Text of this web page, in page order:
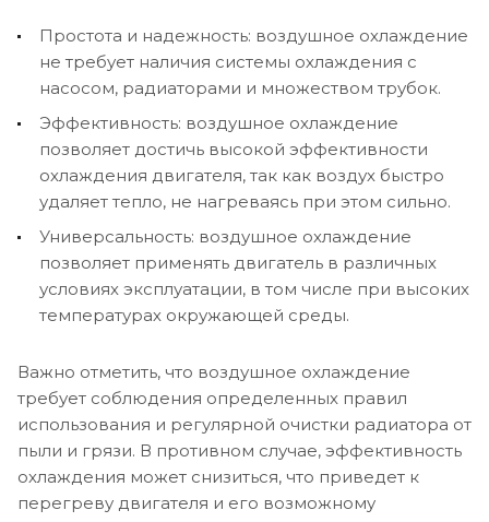
Простота и надежность: воздушное охлаждение
не требует наличия системы охлаждения с
насосом, радиаторами и множеством трубок.
Эффективность: воздушное охлаждение
позволяет достичь высокой эффективности
охлаждения двигателя, так как воздух быстро
удаляет тепло, не нагреваясь при этом сильно.
Универсальность: воздушное охлаждение
позволяет применять двигатель в различных
условиях эксплуатации, в том числе при высоких
температурах окружающей среды.
Важно отметить, что воздушное охлаждение
требует соблюдения определенных правил
использования и регулярной очистки радиатора от
пыли и грязи. В противном случае, эффективность
охлаждения может снизиться, что приведет к
перегреву двигателя и его возможному